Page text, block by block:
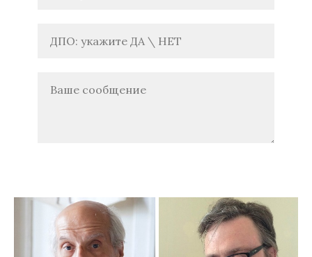
Услуги оказываются на основании договора
Оферты.
При оплате участник курса получает
электронный чек.